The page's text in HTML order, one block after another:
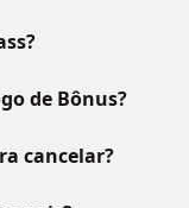
de Bônus?
cancelar?